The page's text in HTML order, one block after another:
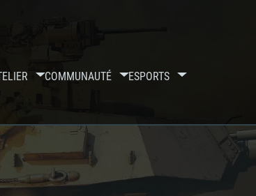
COMMUNAUTÉ ESPORTS